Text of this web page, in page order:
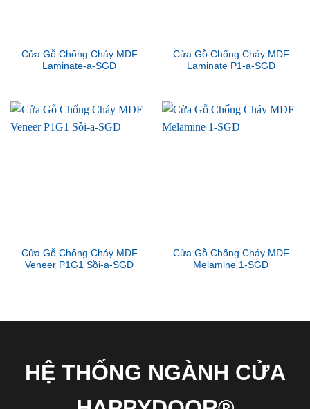
Cửa Gỗ Chống Cháy MDF
Laminate-a-SGD
Cửa Gỗ Chống Cháy MDF
Laminate P1-a-SGD
Cửa Gỗ Chống Cháy MDF
Veneer P1G1 Sồi-a-SGD
Cửa Gỗ Chống Cháy MDF
Melamine 1-SGD
HỆ THỐNG NGÀNH CỬA